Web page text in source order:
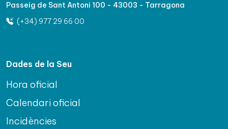
Passeig de Sant Antoni 100 - 43003 - Tarragona
(+34) 977 29 66 00
Dades de la Seu
Hora oficial
Calendari oficial
Incidències